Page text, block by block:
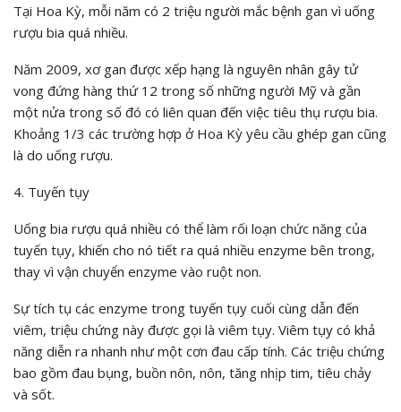
Tại Hoa Kỳ, mỗi năm có 2 triệu người mắc bệnh gan vì uống
rượu bia quá nhiều.
Năm 2009, xơ gan được xếp hạng là nguyên nhân gây tử
vong đứng hàng thứ 12 trong số những người Mỹ và gần
một nửa trong số đó có liên quan đến việc tiêu thụ rượu bia.
Khoảng 1/3 các trường hợp ở Hoa Kỳ yêu cầu ghép gan cũng
là do uống rượu.
4. Tuyến tụy
Uống bia rượu quá nhiều có thể làm rối loạn chức năng của
tuyến tụy, khiến cho nó tiết ra quá nhiều enzyme bên trong,
thay vì vận chuyển enzyme vào ruột non.
Sự tích tụ các enzyme trong tuyến tụy cuối cùng dẫn đến
viêm, triệu chứng này được gọi là viêm tụy. Viêm tụy có khả
năng diễn ra nhanh như một cơn đau cấp tính. Các triệu chứng
bao gồm đau bụng, buồn nôn, nôn, tăng nhịp tim, tiêu chảy
và sốt.